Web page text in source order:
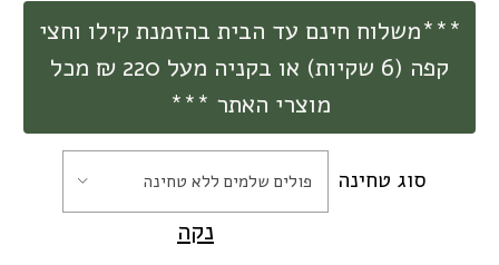
***משלוח חינם עד הבית בהזמנת קילו וחצי
קפה (6 שקיות) או בקניה מעל 220 ₪ מכל
מוצרי האתר ***
סוג טחינה פולים שלמים ללא טחינה
נקה